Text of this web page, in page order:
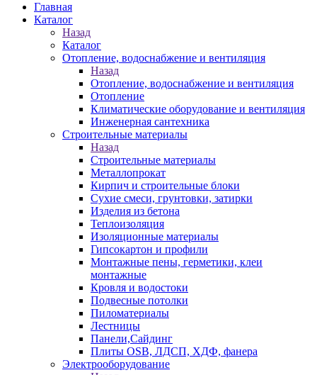
Главная
Каталог
Назад
Каталог
Отопление, водоснабжение и вентиляция
Назад
Отопление, водоснабжение и вентиляция
Отопление
Климатические оборудование и вентиляция
Инженерная сантехника
Строительные материалы
Назад
Строительные материалы
Металлопрокат
Кирпич и строительные блоки
Сухие смеси, грунтовки, затирки
Изделия из бетона
Теплоизоляция
Изоляционные материалы
Гипсокартон и профили
Монтажные пены, герметики, клеи
монтажные
Кровля и водостоки
Подвесные потолки
Пиломатериалы
Лестницы
Панели,Сайдинг
Плиты OSB, ЛДСП, ХДФ, фанера
Электрооборудование